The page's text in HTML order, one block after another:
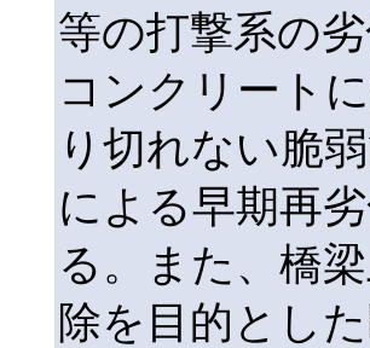
等の打撃系の
コンクリート
り切れない脆
による早期再
る。また、橋
除を目的とし